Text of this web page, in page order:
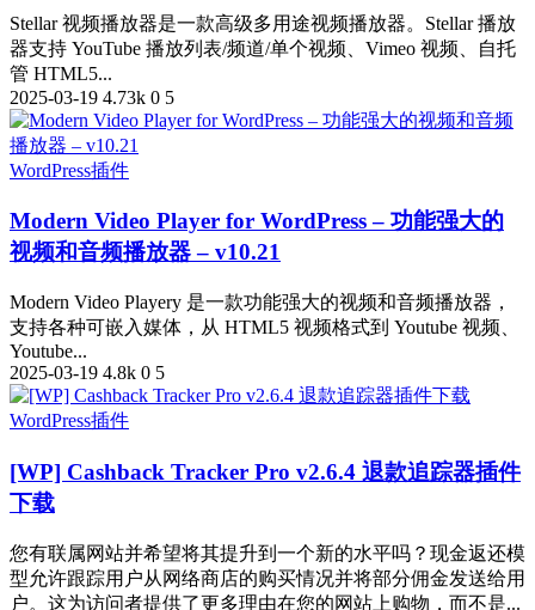
Stellar 视频播放器是一款高级多用途视频播放器。Stellar 播放
器支持 YouTube 播放列表/频道/单个视频、Vimeo 视频、自托
管 HTML5...
2025-03-19 4.73k 0 5
WordPress插件
Modern Video Player for WordPress – 功能强大的
视频和音频播放器 – v10.21
Modern Video Playery 是一款功能强大的视频和音频播放器，
支持各种可嵌入媒体，从 HTML5 视频格式到 Youtube 视频、
Youtube...
2025-03-19 4.8k 0 5
WordPress插件
[WP] Cashback Tracker Pro v2.6.4 退款追踪器插件
下载
您有联属网站并希望将其提升到一个新的水平吗？现金返还模
型允许跟踪用户从网络商店的购买情况并将部分佣金发送给用
户。这为访问者提供了更多理由在您的网站上购物，而不是...